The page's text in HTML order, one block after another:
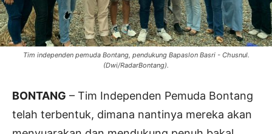
Tim independen pemuda Bontang, pendukung Bapaslon Basri - Chusnul.
(Dwi/RadarBontang).
BONTANG – Tim Independen Pemuda Bontang
telah terbentuk, dimana nantinya mereka akan